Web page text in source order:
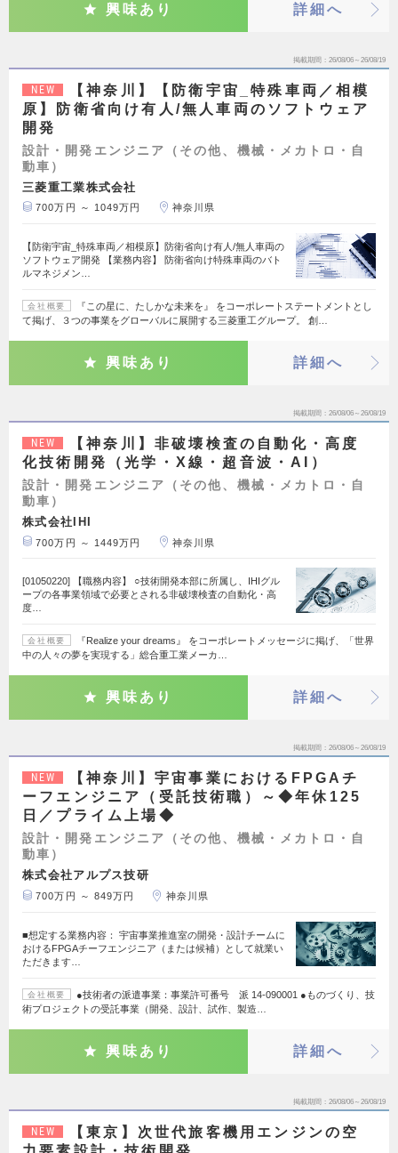
興味あり 詳細へ
掲載期間 26/08/06～26/08/19
NEW
【神奈川】【防衛宇宙_特殊車両／相模
原】防衛省向け有人/無人車両のソフトウェア
開発
設計・開発エンジニア（その他、機械・メカトロ・自
動車）
三菱重工業株式会社
700万円 ～ 1049万円 神奈川県
【防衛宇宙_特殊車両／相模原】防衛省向け有人/無人車両の
ソフトウェア開発 【業務内容】 防衛省向け特殊車両のバト
ルマネジメン…
会社概要
『この星に、たしかな未来を』 をコーポレートステートメントとし
て掲げ、３つの事業をグローバルに展開する三菱重工グループ。 創…
興味あり 詳細へ
掲載期間 26/08/06～26/08/19
NEW
【神奈川】非破壊検査の自動化・高度
化技術開発（光学・X線・超音波・AI）
設計・開発エンジニア（その他、機械・メカトロ・自
動車）
株式会社IHI
700万円 ～ 1449万円 神奈川県
[01050220] 【職務内容】 ○技術開発本部に所属し、IHIグル
ープの各事業領域で必要とされる非破壊検査の自動化・高
度…
会社概要
『Realize your dreams』 をコーポレートメッセージに掲げ、「世界
中の人々の夢を実現する」総合重工業メーカ…
興味あり 詳細へ
掲載期間 26/08/06～26/08/19
NEW
【神奈川】宇宙事業におけるFPGAチ
ーフエンジニア（受託技術職）～◆年休125
日／プライム上場◆
設計・開発エンジニア（その他、機械・メカトロ・自
動車）
株式会社アルプス技研
700万円 ～ 849万円 神奈川県
■想定する業務内容： 宇宙事業推進室の開発・設計チームに
おけるFPGAチーフエンジニア（または候補）として就業い
ただきます…
会社概要
●技術者の派遣事業：事業許可番号 派 14-090001 ●ものづくり、技
術プロジェクトの受託事業（開発、設計、試作、製造…
興味あり 詳細へ
掲載期間 26/08/06～26/08/19
NEW
【東京】次世代旅客機用エンジンの空